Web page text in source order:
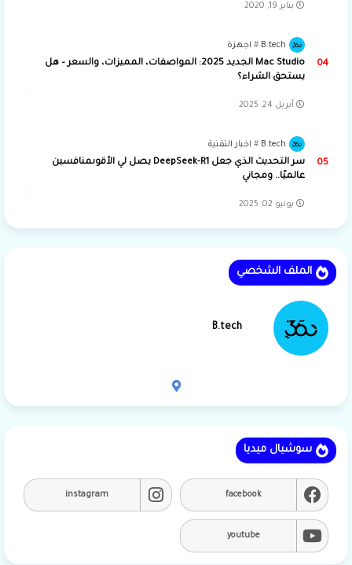
يناير 19, 2020
B.tech اجهزة
Mac Studio الجديد 2025: المواصفات، المميزات، والسعر – هل
يستحق الشراء؟
أبريل 24, 2025
B.tech اخبار التقنية
سر التحديث الذي جعل DeepSeek-R1 يصل لي الأقوىمنافسين
عالميًا.. ومجاني
يونيو 02, 2025
الملف الشخصي
B.tech
سوشيال ميديا
facebook
instagram
youtube